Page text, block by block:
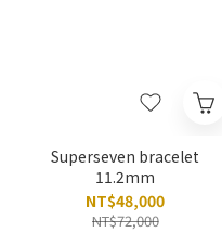
Superseven bracelet
11.2mm
NT$48,000
NT$72,000